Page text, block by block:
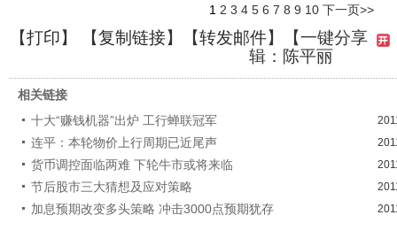
1 2 3 4 5 6 7 8 9 10 下一页>>
【打印】 【复制链接】【转发邮件】
【一键分享
辑：陈平丽
相关链接
十大“赚钱机器”出炉 工行蝉联冠军
连平：本轮物价上行周期已近尾声
货币调控面临两难 下轮牛市或将来临
节后股市三大猜想及应对策略
加息预期改变多头策略 冲击3000点预期犹存